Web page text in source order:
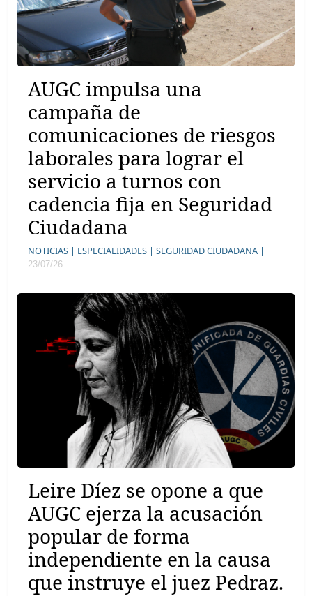
AUGC impulsa una
campaña de
comunicaciones de riesgos
laborales para lograr el
servicio a turnos con
cadencia fija en Seguridad
Ciudadana
NOTICIAS | ESPECIALIDADES | SEGURIDAD CIUDADANA |
23/07/26
Leire Díez se opone a que
AUGC ejerza la acusación
popular de forma
independiente en la causa
que instruye el juez Pedraz.